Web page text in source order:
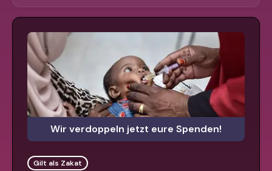
Wir verdoppeln jetzt eure Spenden!
Gilt als Zakat